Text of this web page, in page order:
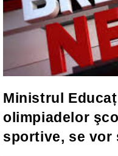
Ministrul
olimpiadelor
sportive, se vor